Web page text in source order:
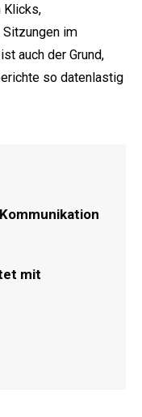
Klicks,
im
auch der Grund,
so datenlastig
mit